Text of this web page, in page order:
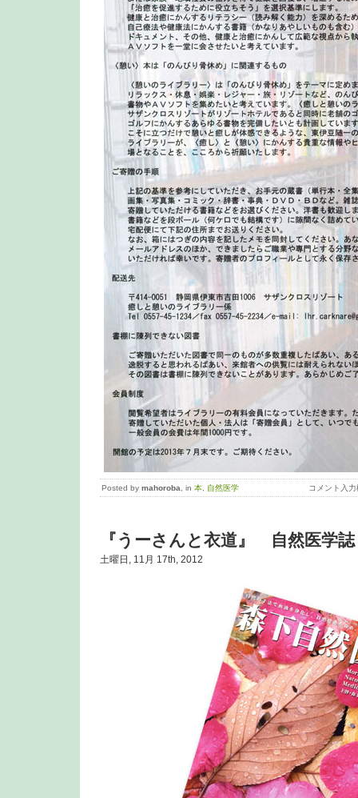
Posted by mahoroba , in 本 自然医学 コメント入力
『うーさんと衣道』 自然医学誌
土曜日, 11月 17th, 2012